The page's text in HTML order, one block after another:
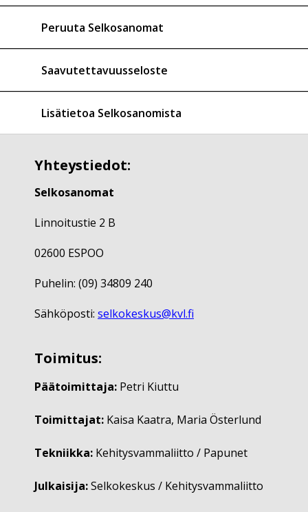
Peruuta Selkosanomat
Saavutettavuusseloste
Lisätietoa Selkosanomista
Yhteystiedot:
Selkosanomat
Linnoitustie 2 B
02600 ESPOO
Puhelin: (09) 34809 240
Sähköposti: selkokeskus@kvl.fi
Toimitus:
Päätoimittaja: Petri Kiuttu
Toimittajat: Kaisa Kaatra, Maria Österlund
Tekniikka: Kehitysvammaliitto / Papunet
Julkaisija:Selkokeskus / Kehitysvammaliitto